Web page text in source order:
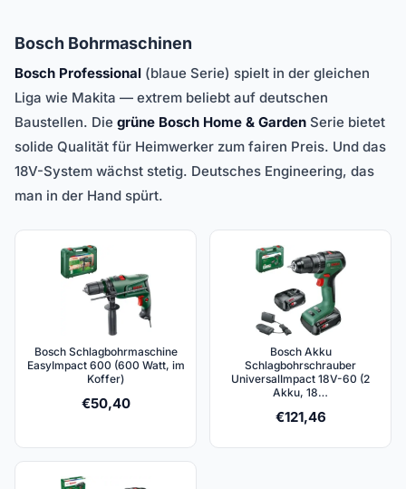
Bosch Bohrmaschinen
Bosch Professional (blaue Serie) spielt in der gleichen
Liga wie Makita — extrem beliebt auf deutschen
Baustellen. Die grüne Bosch Home & Garden Serie bietet
solide Qualität für Heimwerker zum fairen Preis. Und das
18V-System wächst stetig. Deutsches Engineering, das
man in der Hand spürt.
Bosch Schlagbohrmaschine
EasyImpact 600 (600 Watt, im
Koffer)
€50,40
Bosch Akku
Schlagbohrschrauber
UniversalImpact 18V-60 (2
Akku, 18…
€121,46